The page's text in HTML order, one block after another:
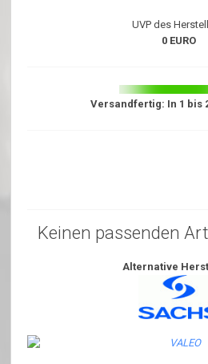
UVP des
0 EURO
Versandfertig: In 1 bis
Keinen passenden
Alternative